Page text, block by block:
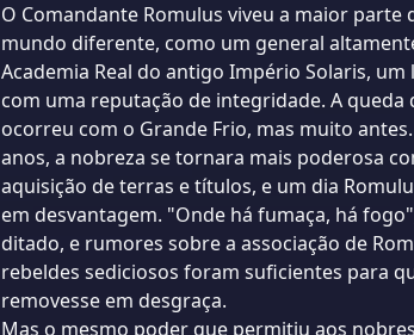
O Comandante Romulus viveu a maior parte
mundo diferente, como um general
Academia Real do antigo Império Solaris,
com uma reputação de integridade. A queda
ocorreu com o Grande Frio, mas muito
anos, a nobreza se tornara mais poderosa
aquisição de terras e títulos, e um dia
em desvantagem. "Onde há fumaça, há
ditado, e rumores sobre a associação de
rebeldes sediciosos foram suficientes para
removesse em desgraça.
Mas o mesmo poder que permitiu aos